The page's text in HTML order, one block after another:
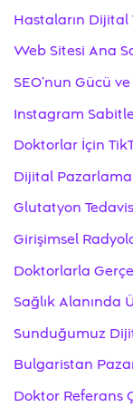
Hastaların Dijital
Web Sitesi Ana
SEO’nun Gücü
Instagram
Doktorlar İçin
Dijital
Glutatyon
Girişimsel
Doktorlarla
Sağlık Alanında
Sunduğumuz
Bulgaristan
Doktor Referans